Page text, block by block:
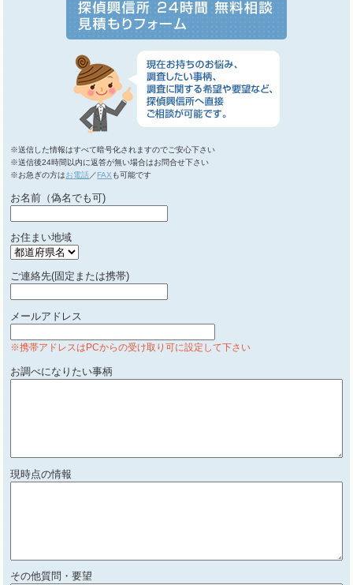
※送信した情報はすべて暗号化されますのでご安心下さい
※送信後24時間以内に返答が無い場合はお問合せ下さい
※お急ぎの方はお電話 ／FAX も可能です
お名前（偽名でも可)
お住まい地域
ご連絡先(固定または携帯)
メールアドレス
※携帯アドレスはPCからの受け取り可に設定して下さい
お調べになりたい事柄
現時点の情報
その他質問・要望